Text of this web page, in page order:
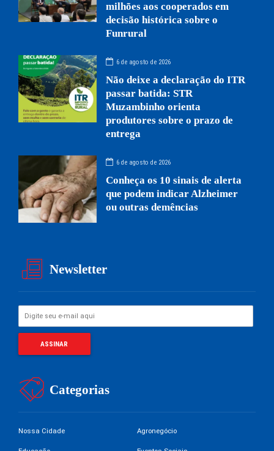
milhões aos cooperados em
decisão histórica sobre o
Funrural
6 de agosto de 2026
Não deixe a declaração do ITR
passar batida: STR
Muzambinho orienta
produtores sobre o prazo de
entrega
6 de agosto de 2026
Conheça os 10 sinais de alerta
que podem indicar Alzheimer
ou outras demências
Newsletter
Categorias
Nossa Cidade Agronegócio